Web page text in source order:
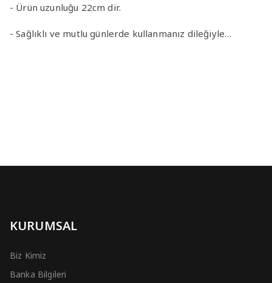
- Ürün uzunluğu 22cm dir.
- Sağlıklı ve mutlu günlerde kullanmanız dileğiyle…
KURUMSAL
Biz Kimiz
Banka Bilgileri